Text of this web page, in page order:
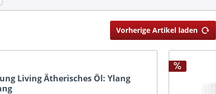
Vorherige Artikel laden
Living Ätherisches Öl: Ylang